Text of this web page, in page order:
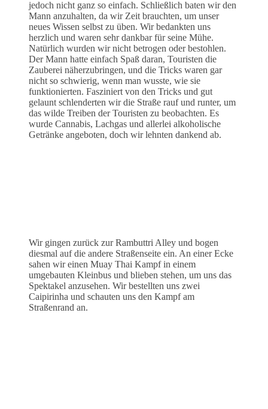
jedoch nicht ganz so einfach. Schließlich baten wir den
Mann anzuhalten, da wir Zeit brauchten, um unser
neues Wissen selbst zu üben. Wir bedankten uns
herzlich und waren sehr dankbar für seine Mühe.
Natürlich wurden wir nicht betrogen oder bestohlen.
Der Mann hatte einfach Spaß daran, Touristen die
Zauberei näherzubringen, und die Tricks waren gar
nicht so schwierig, wenn man wusste, wie sie
funktionierten. Fasziniert von den Tricks und gut
gelaunt schlenderten wir die Straße rauf und runter, um
das wilde Treiben der Touristen zu beobachten. Es
wurde Cannabis, Lachgas und allerlei alkoholische
Getränke angeboten, doch wir lehnten dankend ab.
Wir gingen zurück zur Rambuttri Alley und bogen
diesmal auf die andere Straßenseite ein. An einer Ecke
sahen wir einen Muay Thai Kampf in einem
umgebauten Kleinbus und blieben stehen, um uns das
Spektakel anzusehen. Wir bestellten uns zwei
Caipirinha und schauten uns den Kampf am
Straßenrand an.